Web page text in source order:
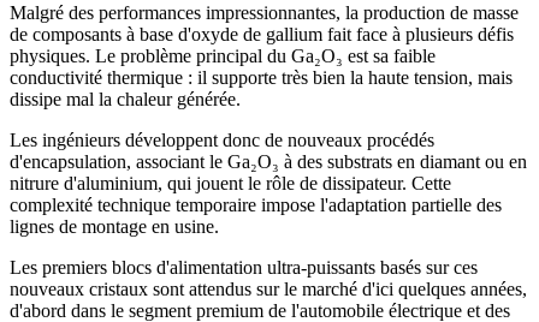
Malgré des performances impressionnantes, la production de masse
de composants à base d'oxyde de gallium fait face à plusieurs défis
physiques. Le problème principal du Ga₂O₃ est sa faible
conductivité thermique : il supporte très bien la haute tension, mais
dissipe mal la chaleur générée.
Les ingénieurs développent donc de nouveaux procédés
d'encapsulation, associant le Ga₂O₃ à des substrats en diamant ou en
nitrure d'aluminium, qui jouent le rôle de dissipateur. Cette
complexité technique temporaire impose l'adaptation partielle des
lignes de montage en usine.
Les premiers blocs d'alimentation ultra-puissants basés sur ces
nouveaux cristaux sont attendus sur le marché d'ici quelques années,
d'abord dans le segment premium de l'automobile électrique et des